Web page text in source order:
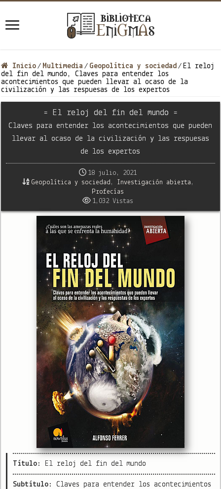
Inicio / Multimedia / Geopolítica y sociedad / El reloj
del fin del mundo, Claves para entender los
acontecimientos que pueden llevar al ocaso de la
civilización y las respuesas de los expertos
= El reloj del fin del mundo =
Claves para entender los acontecimientos que pueden
llevar al ocaso de la civilización y las respuesas
de los expertos
18 julio, 2021
Geopolítica y sociedad , Investigación abierta ,
Profecías
1,032 Vistas
Título: El reloj del fin del mundo
Subtítulo: Claves para entender los acontecimientos